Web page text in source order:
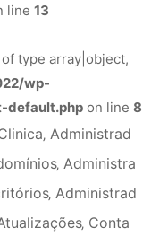
line 13
type array|object,
wp-
default.php on line 8
‚ Administrad
‚ Administra
‚ Administrad
‚ Conta